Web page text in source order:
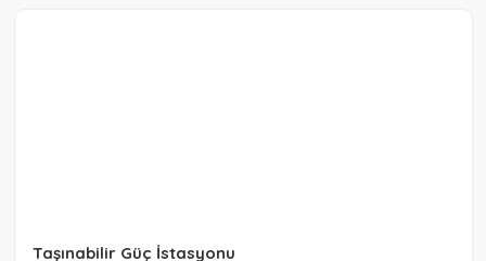
Taşınabilir Güç İstasyonu